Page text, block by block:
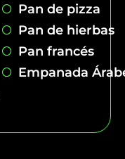
Pan de pizza
Pan de hierbas
Pan francés
Empanada